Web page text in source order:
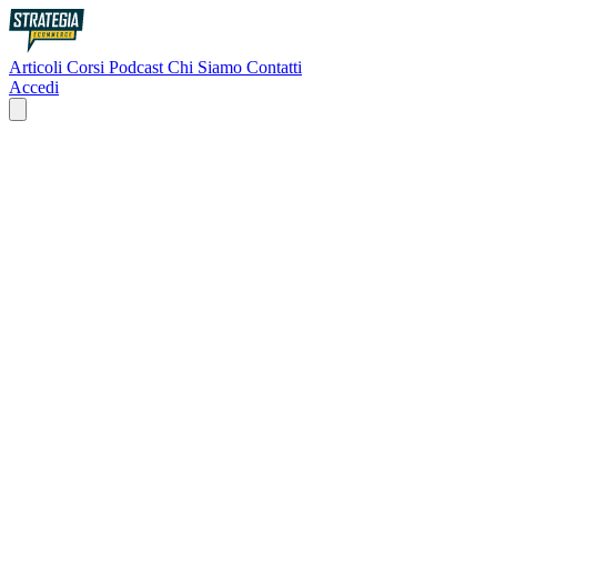
Articoli Corsi Podcast Chi Siamo Contatti
Accedi